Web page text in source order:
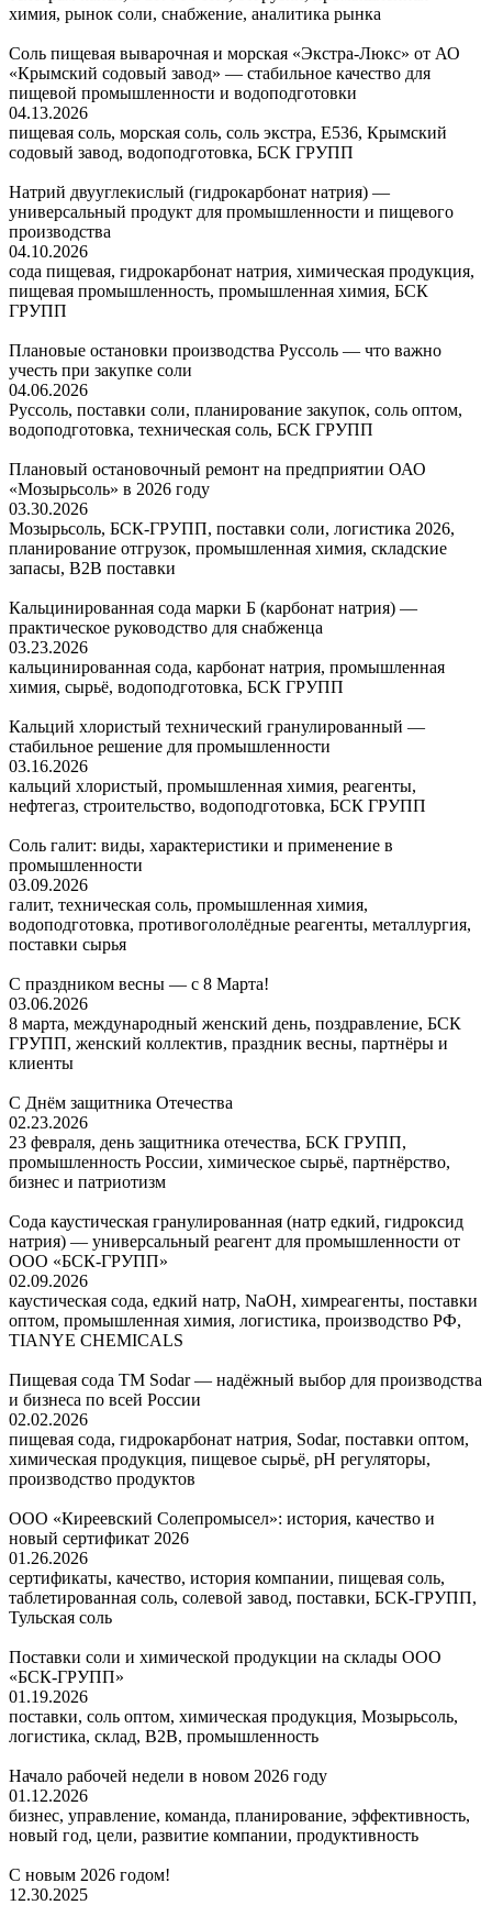
химия, рынок соли, снабжение, аналитика рынка
Соль пищевая выварочная и морская «Экстра-Люкс» от АО
«Крымский содовый завод» — стабильное качество для
пищевой промышленности и водоподготовки
04.13.2026
пищевая соль, морская соль, соль экстра, Е536, Крымский
содовый завод, водоподготовка, БСК ГРУПП
Натрий двууглекислый (гидрокарбонат натрия) —
универсальный продукт для промышленности и пищевого
производства
04.10.2026
сода пищевая, гидрокарбонат натрия, химическая продукция,
пищевая промышленность, промышленная химия, БСК
ГРУПП
Плановые остановки производства Руссоль — что важно
учесть при закупке соли
04.06.2026
Руссоль, поставки соли, планирование закупок, соль оптом,
водоподготовка, техническая соль, БСК ГРУПП
Плановый остановочный ремонт на предприятии ОАО
«Мозырьсоль» в 2026 году
03.30.2026
Мозырьсоль, БСК-ГРУПП, поставки соли, логистика 2026,
планирование отгрузок, промышленная химия, складские
запасы, B2B поставки
Кальцинированная сода марки Б (карбонат натрия) —
практическое руководство для снабженца
03.23.2026
кальцинированная сода, карбонат натрия, промышленная
химия, сырьё, водоподготовка, БСК ГРУПП
Кальций хлористый технический гранулированный —
стабильное решение для промышленности
03.16.2026
кальций хлористый, промышленная химия, реагенты,
нефтегаз, строительство, водоподготовка, БСК ГРУПП
Соль галит: виды, характеристики и применение в
промышленности
03.09.2026
галит, техническая соль, промышленная химия,
водоподготовка, противогололёдные реагенты, металлургия,
поставки сырья
С праздником весны — с 8 Марта!
03.06.2026
8 марта, международный женский день, поздравление, БСК
ГРУПП, женский коллектив, праздник весны, партнёры и
клиенты
С Днём защитника Отечества
02.23.2026
23 февраля, день защитника отечества, БСК ГРУПП,
промышленность России, химическое сырьё, партнёрство,
бизнес и патриотизм
Сода каустическая гранулированная (натр едкий, гидроксид
натрия) — универсальный реагент для промышленности от
ООО «БСК-ГРУПП»
02.09.2026
каустическая сода, едкий натр, NaOH, химреагенты, поставки
оптом, промышленная химия, логистика, производство РФ,
TIANYE CHEMICALS
Пищевая сода ТМ Sodar — надёжный выбор для производства
и бизнеса по всей России
02.02.2026
пищевая сода, гидрокарбонат натрия, Sodar, поставки оптом,
химическая продукция, пищевое сырьё, pH регуляторы,
производство продуктов
ООО «Киреевский Солепромысел»: история, качество и
новый сертификат 2026
01.26.2026
сертификаты, качество, история компании, пищевая соль,
таблетированная соль, солевой завод, поставки, БСК-ГРУПП,
Тульская соль
Поставки соли и химической продукции на склады ООО
«БСК-ГРУПП»
01.19.2026
поставки, соль оптом, химическая продукция, Мозырьсоль,
логистика, склад, B2B, промышленность
Начало рабочей недели в новом 2026 году
01.12.2026
бизнес, управление, команда, планирование, эффективность,
новый год, цели, развитие компании, продуктивность
С новым 2026 годом!
12.30.2025